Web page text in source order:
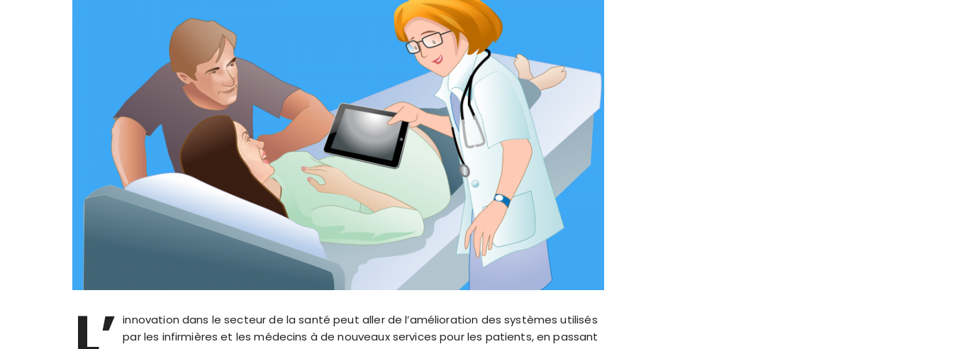
innovation dans le secteur de la santé peut aller de l’amélioration des systèmes utilisés
par les infirmières et les médecins à de nouveaux services pour les patients, en passant